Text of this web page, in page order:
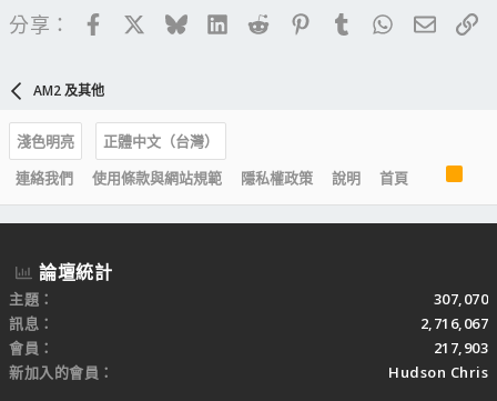
分享： FacebookBlueskyLinkedIn
Reddit PinterestTumblrWhatsApp
電子
AM2 及其他
淺色明亮
正體中文（台灣）
連絡我們
使用條款與網站規範 隱私權政策 說明 首頁
S
論壇統計
主題
307,070
訊息
2,716,067
會員
217,903
新加入的會員
Hudson Chris